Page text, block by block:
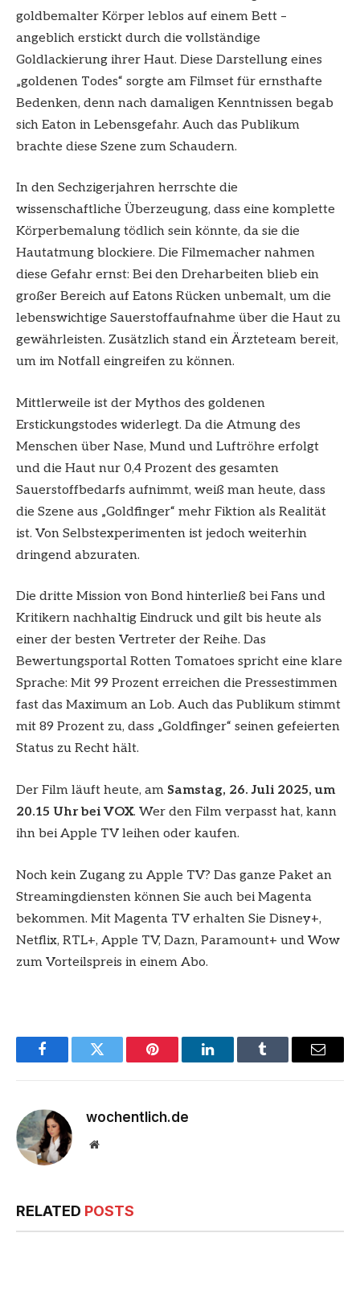
goldbemalter Körper leblos auf einem Bett –
angeblich erstickt durch die vollständige
Goldlackierung ihrer Haut. Diese Darstellung eines
„goldenen Todes“ sorgte am Filmset für ernsthafte
Bedenken, denn nach damaligen Kenntnissen begab
sich Eaton in Lebensgefahr. Auch das Publikum
brachte diese Szene zum Schaudern.
In den Sechzigerjahren herrschte die
wissenschaftliche Überzeugung, dass eine komplette
Körperbemalung tödlich sein könnte, da sie die
Hautatmung blockiere. Die Filmemacher nahmen
diese Gefahr ernst: Bei den Dreharbeiten blieb ein
großer Bereich auf Eatons Rücken unbemalt, um die
lebenswichtige Sauerstoffaufnahme über die Haut zu
gewährleisten. Zusätzlich stand ein Ärzteteam bereit,
um im Notfall eingreifen zu können.
Mittlerweile ist der Mythos des goldenen
Erstickungstodes widerlegt. Da die Atmung des
Menschen über Nase, Mund und Luftröhre erfolgt
und die Haut nur 0,4 Prozent des gesamten
Sauerstoffbedarfs aufnimmt, weiß man heute, dass
die Szene aus „Goldfinger“ mehr Fiktion als Realität
ist. Von Selbstexperimenten ist jedoch weiterhin
dringend abzuraten.
Die dritte Mission von Bond hinterließ bei Fans und
Kritikern nachhaltig Eindruck und gilt bis heute als
einer der besten Vertreter der Reihe. Das
Bewertungsportal Rotten Tomatoes spricht eine klare
Sprache: Mit 99 Prozent erreichen die Pressestimmen
fast das Maximum an Lob. Auch das Publikum stimmt
mit 89 Prozent zu, dass „Goldfinger“ seinen gefeierten
Status zu Recht hält.
Der Film läuft heute, am Samstag, 26. Juli 2025, um
20.15 Uhr bei VOX. Wer den Film verpasst hat, kann
ihn bei Apple TV leihen oder kaufen.
Noch kein Zugang zu Apple TV? Das ganze Paket an
Streamingdiensten können Sie auch bei Magenta
bekommen. Mit Magenta TV erhalten Sie Disney+,
Netflix, RTL+, Apple TV, Dazn, Paramount+ und Wow
zum Vorteilspreis in einem Abo.
FacebookTwitter Pinterest LinkedInTumblr Email
wochentlich.de
Website
RELATED POSTS